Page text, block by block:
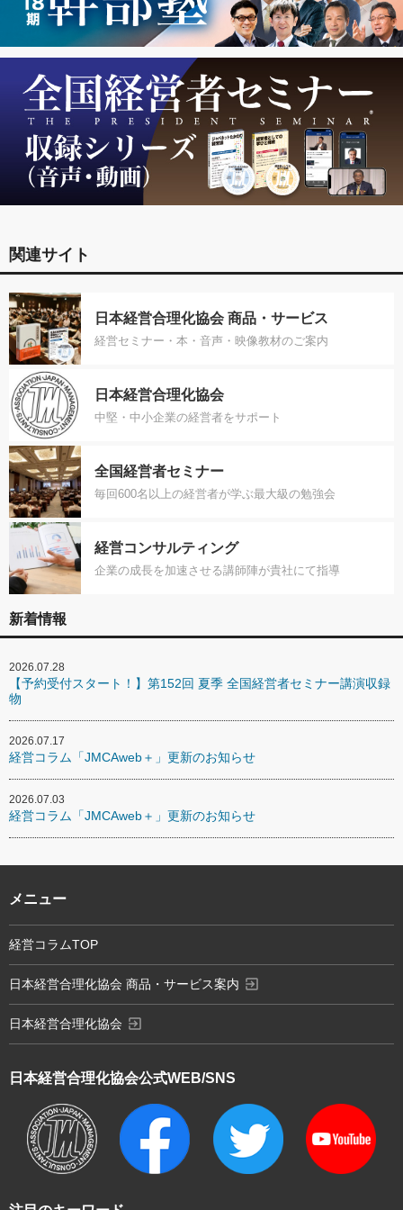
関連サイト
日本経営合理化協会 商品・サービス
経営セミナー・本・音声・映像教材のご案内
日本経営合理化協会
中堅・中小企業の経営者をサポート
全国経営者セミナー
毎回600名以上の経営者が学ぶ最大級の勉強会
経営コンサルティング
企業の成長を加速させる講師陣が貴社にて指導
新着情報
2026.07.28
【予約受付スタート！】第152回 夏季 全国経営者セミナー講演収録
物
2026.07.17
経営コラム「JMCAweb＋」更新のお知らせ
2026.07.03
経営コラム「JMCAweb＋」更新のお知らせ
日本経営合理化協会公式WEB/SNS
メニュー
経営コラムTOP
日本経営合理化協会 商品・サービス案内 exit_to_app
日本経営合理化協会 exit_to_app